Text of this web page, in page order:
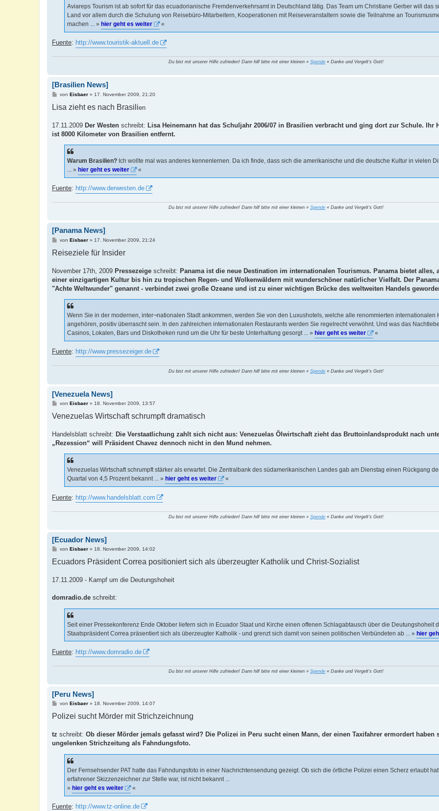
Aviareps Tourism ist ab sofort für das ecuadorianische Fremdenverkehrsamt in Deutschland tätig. Das Team um Christiane Gerber will das
Land vor allem durch die Schulung von Reisebüro-Mitarbeitern, Kooperationen mit Reiseveranstaltern sowie die Teilnahme an
machen ... » hier geht es weiter «
Fuente: http://www.touristik-aktuell.de
Du bist mit unserer Hilfe zufrieden! Dann hilf bitte mit einer kleinen » Spende « Danke und Vergelt's Gott!
[Brasilien News]
B
i
t
a
g
von Eisbaer» 17. November 2009, 21:20
Lisa zieht es nach Brasilien
17.11.2009 Der Westen schreibt: Lisa Heinemann hat das Schuljahr 2006/07 in Brasilien verbracht und ging dort zur Schule. Ihr
ist 8000 Kilometer von Brasilien entfernt.
Warum Brasilien? Ich wollte mal was anderes kennenlernen. Da ich finde, dass sich die amerikanische und die deutsche Kultur in vielen
... » hier geht es weiter «
Fuente: http://www.derwesten.de
Du bist mit unserer Hilfe zufrieden! Dann hilf bitte mit einer kleinen » Spende « Danke und Vergelt's Gott!
[Panama News]
B
i
t
a
g
von Eisbaer» 17. November 2009, 21:24
Reiseziele für Insider
November 17th, 2009 Pressezeige schreibt: Panama ist die neue Destination im internationalen Tourismus. Panama bietet alles,
einer einzigartigen Kultur bis hin zu tropischen Regen- und Wolkenwäldern mit wunderschöner natürlicher Vielfalt. Der
"Achte Weltwunder" genannt - verbindet zwei große Ozeane und ist zu einer wichtigen Brücke des weltweiten Handels
Wenn Sie in der modernen, inter¬nationalen Stadt ankommen, werden Sie von den Luxushotels, welche alle renommierten internationalen
angehören, positiv überrascht sein. In den zahlreichen internationalen Restaurants werden Sie regelrecht verwöhnt. Und was das
Casinos, Lokalen, Bars und Diskotheken rund um die Uhr für beste Unterhaltung gesorgt ... » hier geht es weiter «
Fuente: http://www.pressezeiger.de
Du bist mit unserer Hilfe zufrieden! Dann hilf bitte mit einer kleinen » Spende « Danke und Vergelt's Gott!
[Venezuela News]
B
i
t
a
g
von Eisbaer» 18. November 2009, 13:57
Venezuelas Wirtschaft schrumpft dramatisch
Handelsblatt schreibt: Die Verstaatlichung zahlt sich nicht aus: Venezuelas Ölwirtschaft zieht das Bruttoinlandsprodukt nach
„Rezession“ will Präsident Chavez dennoch nicht in den Mund nehmen.
Venezuelas Wirtschaft schrumpft stärker als erwartet. Die Zentralbank des südamerikanischen Landes gab am Dienstag einen Rückgang
Quartal von 4,5 Prozent bekannt ... » hier geht es weiter «
Fuente: http://www.handelsblatt.com
Du bist mit unserer Hilfe zufrieden! Dann hilf bitte mit einer kleinen » Spende « Danke und Vergelt's Gott!
[Ecuador News]
B
i
t
a
g
von Eisbaer» 18. November 2009, 14:02
Ecuadors Präsident Correa positioniert sich als überzeugter Katholik und Christ-Sozialist
17.11.2009 - Kampf um die Deutungshoheit
domradio.de schreibt:
Seit einer Pressekonferenz Ende Oktober liefern sich in Ecuador Staat und Kirche einen offenen Schlagabtausch über die Deutungshoheit
Staatspräsident Correa präsentiert sich als überzeugter Katholik - und grenzt sich damit von seinen politischen Verbündeten ab ... » hier
Fuente: http://www.domradio.de
Du bist mit unserer Hilfe zufrieden! Dann hilf bitte mit einer kleinen » Spende « Danke und Vergelt's Gott!
[Peru News]
B
i
a
von Eisbaer» 18. November 2009, 14:07
Polizei sucht Mörder mit Strichzeichnung
tz schreibt: Ob dieser Mörder jemals gefasst wird? Die Polizei in Peru sucht einen Mann, der einen Taxifahrer ermordert haben
ungelenken Strichzeitung als Fahndungsfoto.
Der Fernsehsender PAT hatte das Fahndungsfoto in einer Nachrichtensendung gezeigt. Ob sich die örtliche Polizei einen Scherz erlaubt
erfahrener Skizzenzeichner zur Stelle war, ist nicht bekannt ...
» hier geht es weiter «
Fuente: http://www.tz-online.de